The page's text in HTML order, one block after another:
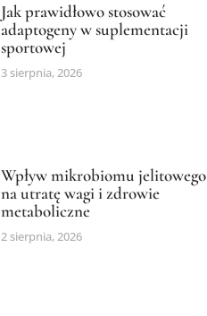
Jak prawidłowo stosować
adaptogeny w suplementacji
sportowej
3 sierpnia, 2026
Wpływ mikrobiomu jelitowego
na utratę wagi i zdrowie
metaboliczne
2 sierpnia, 2026